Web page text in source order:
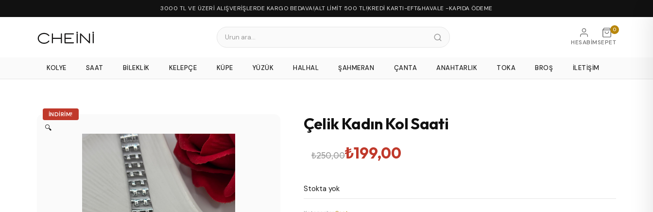
3000 TL VE ÜZERİ ALIŞVERİŞLERDE KARGO BEDAVA!ALT LİMİT 500 TL!KREDİ KARTI-EFT&HAVALE -KAPIDA ÖDEME
HESABIM
0
SEPET
KOLYE SAAT BILEKLIK KELEPÇE KÜPE YÜZÜK HALHAL ŞAHMERAN ÇANTA ANAHTARLIK TOKA BROŞ İLETIŞIM
İNDIRIM!
🔍 Çelik Kadın Kol Saati
₺250,00
Orijinal
₺250,00.
₺199,00
Şu
fiyat:
Stokta yok